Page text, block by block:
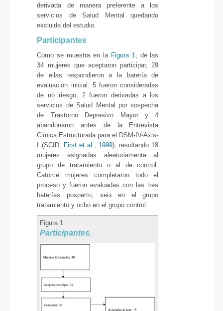
derivada de manera preferente a los
servicios de Salud Mental quedando
excluida del estudio.
Participantes
Como se muestra en la Figura 1, de las
34 mujeres que aceptaron participar, 29
de ellas respondieron a la batería de
evaluación inicial: 5 fueron consideradas
de no riesgo, 2 fueron derivadas a los
servicios de Salud Mental por sospecha
de Trastorno Depresivo Mayor y 4
abandonaron antes de la Entrevista
Clínica Estructurada para el DSM-IV-Axis-
I (SCID; First et al., 1999); resultando 18
mujeres asignadas aleatoriamente al
grupo de tratamiento o al de control.
Catorce mujeres completaron todo el
proceso y fueron evaluadas con las tres
baterías posparto, seis en el grupo
tratamiento y ocho en el grupo control.
Figura 1
Participantes.